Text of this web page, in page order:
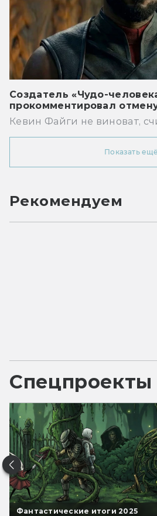
Создатель «Чудо-
прокомментировал
Кевин Файги не виноват,
Показать ещё
Рекомендуем
Спецпроекты
Фантастические итоги 2025